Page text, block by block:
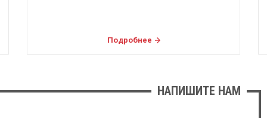
Подробнее
НАПИШИТЕ НАМ